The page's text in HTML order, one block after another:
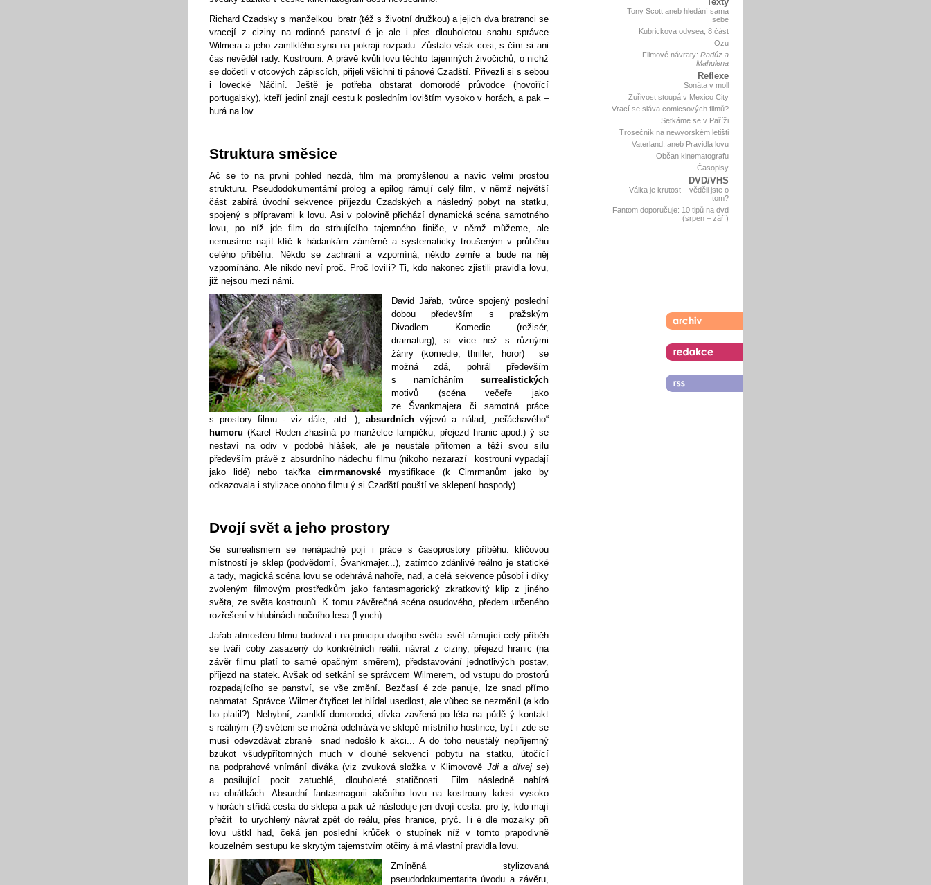
Richard Czadsky s manželkou bratr (též s životní družkou) a jejich dva bratranci se
vracejí z ciziny na rodinné panství é je ale i přes dlouholetou snahu správce
Wilmera a jeho zamlklého syna na pokraji rozpadu. Zůstalo však cosi, s čím si ani
čas nevěděl rady. Kostrouni. A právě kvůli lovu těchto tajemných živočichů, o nichž
se dočetli v otcových zápiscích, přijeli všichni ti pánové Czadští. Přivezli si s sebou
i lovecké Náčiní. Ještě je potřeba obstarat domorodé průvodce (hovořící
portugalsky), kteří jediní znají cestu k posledním lovištím vysoko v horách, a pak –
hurá na lov.
Struktura směsice
Ač se to na první pohled nezdá, film má promyšlenou a navíc velmi prostou
strukturu. Pseudodokumentární prolog a epilog rámují celý film, v němž největší
část zabírá úvodní sekvence příjezdu Czadských a následný pobyt na statku,
spojený s přípravami k lovu. Asi v polovině přichází dynamická scéna samotného
lovu, po níž jde film do strhujícího tajemného finiše, v němž můžeme, ale
nemusíme najít klíč k hádankám záměrně a systematicky troušeným v průběhu
celého příběhu. Někdo se zachrání a vzpomíná, někdo zemře a bude na něj
vzpomínáno. Ale nikdo neví proč. Proč lovili? Ti, kdo nakonec zjistili pravidla lovu,
již nejsou mezi námi.
David Jařab, tvůrce spojený poslední
dobou především s pražským
Divadlem Komedie (režisér,
dramaturg), si více než s různými
žánry (komedie, thriller, horor) se
možná zdá, pohrál především
s namícháním surrealistických
motivů (scéna večeře jako
ze Švankmajera či samotná práce
s prostory filmu - viz dále, atd...), absurdníchvýjevů a nálad, „neřáchavého“
humoru (Karel Roden zhasíná po manželce lampičku, přejezd hranic apod.) ý se
nestaví na odiv v podobě hlášek, ale je neustále přítomen a těží svou sílu
především právě z absurdního nádechu filmu (nikoho nezarazí kostrouni vypadají
jako lidé) nebo takřka cimrmanovskémystifikace (k Cimrmanům jako by
odkazovala i stylizace onoho filmu ý si Czadští pouští ve sklepení hospody).
Dvojí svět a jeho prostory
Se surrealismem se nenápadně pojí i práce s časoprostory příběhu: klíčovou
místností je sklep (podvědomí, Švankmajer...), zatímco zdánlivé reálno je statické
a tady, magická scéna lovu se odehrává nahoře, nad, a celá sekvence působí i díky
zvoleným filmovým prostředkům jako fantasmagorický zkratkovitý klip z jiného
světa, ze světa kostrounů. K tomu závěrečná scéna osudového, předem určeného
rozřešení v hlubinách nočního lesa (Lynch).
Jařab atmosféru filmu budoval i na principu dvojího světa: svět rámující celý příběh
se tváří coby zasazený do konkrétních reálií: návrat z ciziny, přejezd hranic (na
závěr filmu platí to samé opačným směrem), představování jednotlivých postav,
příjezd na statek. Avšak od setkání se správcem Wilmerem, od vstupu do prostorů
rozpadajícího se panství, se vše změní. Bezčasí é zde panuje, lze snad přímo
nahmatat. Správce Wilmer čtyřicet let hlídal usedlost, ale vůbec se nezměnil (a kdo
ho platil?). Nehybní, zamlklí domorodci, dívka zavřená po léta na půdě ý kontakt
s reálným (?) světem se možná odehrává ve sklepě místního hostince, byť i zde se
musí odevzdávat zbraně snad nedošlo k akci... A do toho neustálý nepříjemný
bzukot všudypřítomných much v dlouhé sekvenci pobytu na statku, útočící
na podprahové vnímání diváka (viz zvuková složka v Klimovově Jdi a dívej se)
a posilující pocit zatuchlé, dlouholeté statičnosti. Film následně nabírá
na obrátkách. Absurdní fantasmagorii akčního lovu na kostrouny kdesi vysoko
v horách střídá cesta do sklepa a pak už následuje jen dvojí cesta: pro ty, kdo mají
přežít to urychlený návrat zpět do reálu, přes hranice, pryč. Ti é dle mozaiky při
lovu uštkl had, čeká jen poslední krůček o stupínek níž v tomto prapodivně
kouzelném sestupu ke skrytým tajemstvím otčiny á má vlastní pravidla lovu.
Zmíněná stylizovaná
pseudodokumentarita úvodu a závěru,
Tony Scott aneb hledání sama
sebe
Kubrickova odysea, 8.část
Ozu
Filmové návraty: Radúz a
Mahulena
Reflexe
Sonáta v moll
Zuřivost stoupá v Mexico City
Vrací se sláva comicsových filmů?
Setkáme se v Paříži
Trosečník na newyorském letišti
Vaterland, aneb Pravidla lovu
Občan kinematografu
Časopisy
DVD/VHS
Válka je krutost – věděli jste o
tom?
Fantom doporučuje: 10 tipů na dvd
(srpen – září)